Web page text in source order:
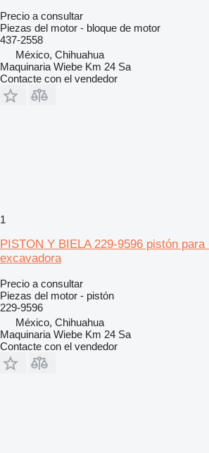
Precio a consultar
Piezas del motor - bloque de motor
437-2558
México, Chihuahua
Maquinaria Wiebe Km 24 Sa
Contacte con el vendedor
1
PISTON Y BIELA 229-9596 pistón
excavadora
Precio a consultar
Piezas del motor - pistón
229-9596
México, Chihuahua
Maquinaria Wiebe Km 24 Sa
Contacte con el vendedor